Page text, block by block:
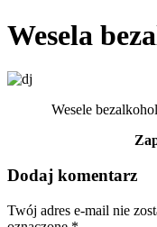
Wesela
Wesele
Dodaj komentarz
Twój adres e-mail nie